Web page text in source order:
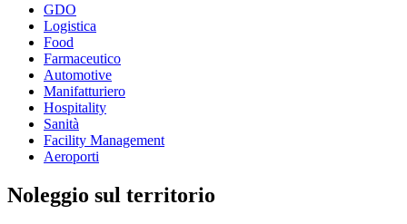
GDO
Logistica
Food
Farmaceutico
Automotive
Manifatturiero
Hospitality
Sanità
Facility Management
Aeroporti
Noleggio sul territorio